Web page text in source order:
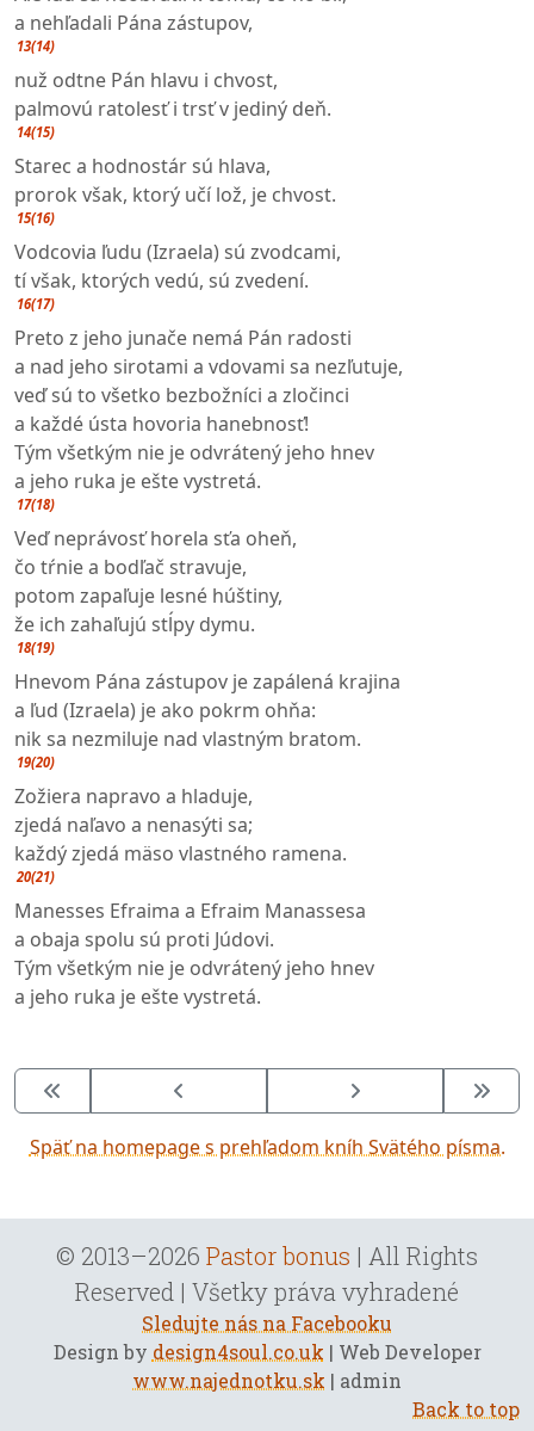
a nehľadali Pána zástupov,
13(14)
nuž odtne Pán hlavu i chvost,
palmovú ratolesť i trsť v jediný deň.
14(15)
Starec a hodnostár sú hlava,
prorok však, ktorý učí lož, je chvost.
15(16)
Vodcovia ľudu (Izraela) sú zvodcami,
tí však, ktorých vedú, sú zvedení.
16(17)
Preto z jeho junače nemá Pán radosti
a nad jeho sirotami a vdovami sa nezľutuje,
veď sú to všetko bezbožníci a zločinci
a každé ústa hovoria hanebnosť!
Tým všetkým nie je odvrátený jeho hnev
a jeho ruka je ešte vystretá.
17(18)
Veď neprávosť horela sťa oheň,
čo tŕnie a bodľač stravuje,
potom zapaľuje lesné húštiny,
že ich zahaľujú stĺpy dymu.
18(19)
Hnevom Pána zástupov je zapálená krajina
a ľud (Izraela) je ako pokrm ohňa:
nik sa nezmiluje nad vlastným bratom.
19(20)
Zožiera napravo a hladuje,
zjedá naľavo a nenasýti sa;
každý zjedá mäso vlastného ramena.
20(21)
Manesses Efraima a Efraim Manassesa
a obaja spolu sú proti Júdovi.
Tým všetkým nie je odvrátený jeho hnev
a jeho ruka je ešte vystretá.
Späť na homepage s prehľadom kníh Svätého písma.
© 2013–2026 Pastor bonus | All Rights
Reserved | Všetky práva vyhradené
Sledujte nás na Facebooku
Design by design4soul.co.uk | Web Developer
www.najednotku.sk | admin
Back to top